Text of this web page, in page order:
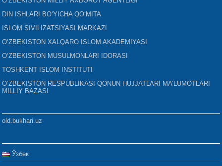
DIN ISHLARI BO‘YICHA QO‘MITA
ISLOM SIVILIZATSIYASI MARKAZI
O‘ZBEKISTON XALQARO ISLOM AKADEMIYASI
O‘ZBEKISTON MUSULMONLARI IDORASI
TOSHKENT ISLOM INSTITUTI
O‘ZBEKISTON RESPUBLIKASI QONUN HUJJATLARI MA’LUMOTLARI
MILLIY BAZASI
old.bukhari.uz
Ўзбек